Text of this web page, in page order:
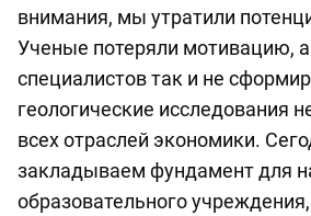
внимания, мы утратили
Ученые потеряли мотивацию,
специалистов так и не
геологические исследования
всех отраслей экономики.
закладываем фундамент для
образовательного